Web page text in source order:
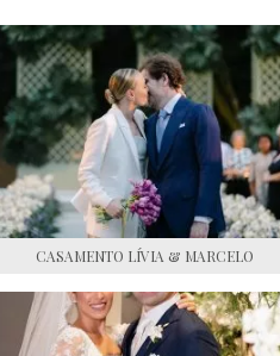
CASAMENTO LÍVIA & MARCELO